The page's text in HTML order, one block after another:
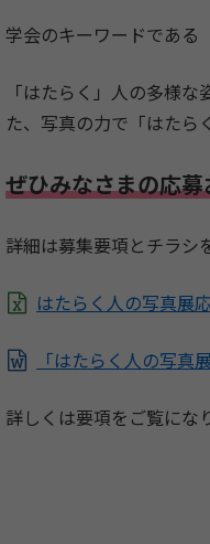
学会のキーワードである
「はたらく」人の多様
た、写真の力で「はたら
ぜひみなさまの応
詳細は募集要項とチラシ
はたらく人の写真展
「はたらく人の写真
詳しくは要項をご覧にな